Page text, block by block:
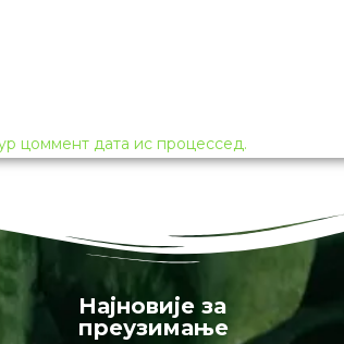
цоммент дата ис процессед.
Најновије за
преузимање